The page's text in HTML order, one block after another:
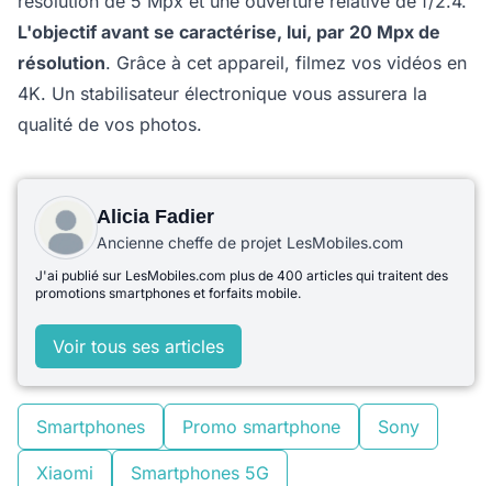
L'objectif avant se caractérise, lui, par 20 Mpx de
résolution. Grâce à cet appareil, filmez vos vidéos en
4K. Un stabilisateur électronique vous assurera la
qualité de vos photos.
Alicia Fadier
Ancienne cheffe de projet LesMobiles.com
J'ai publié sur LesMobiles.com plus de 400 articles qui traitent des
promotions smartphones et forfaits mobile.
Voir tous ses articles
Smartphones Promo smartphone Sony
Xiaomi Smartphones 5G